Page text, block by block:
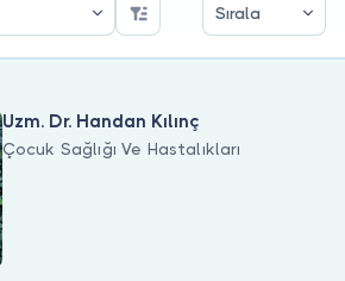
Sırala
Uzm. Dr. Handan Kılınç
Çocuk Sağlığı Ve Hastalıkları